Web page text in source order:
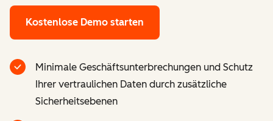
Kostenlose Demo starten
Minimale Geschäftsunterbrechungen und Schutz
Ihrer vertraulichen Daten durch zusätzliche
Sicherheitsebenen